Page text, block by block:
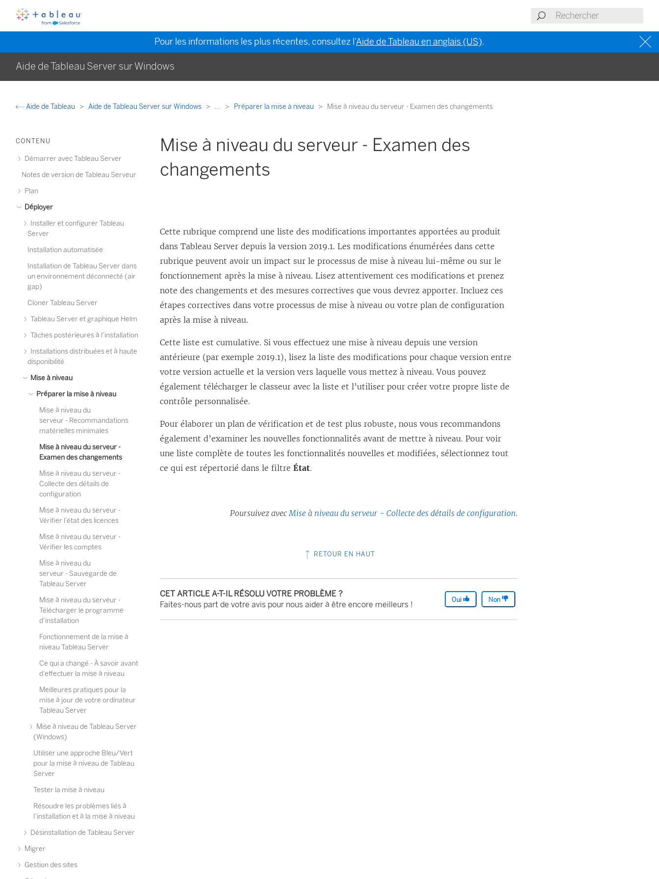
Pour les informations les plus récentes, consultez l’Aide de Tableau en anglais (US).
Aide de Tableau Server sur Windows
Aide de Tableau Aide de Tableau Server sur Windows ... Préparer la mise à niveau Mise à niveau du serveur - Examen des changements
CONTENU
Démarrer avec Tableau Server
Notes de version de Tableau Serveur
Plan
Déployer
Installer et configurer Tableau
Server
Installation automatisée
Installation de Tableau Server dans
un environnement déconnecté (air
gap)
Cloner Tableau Server
Tableau Server et graphique Helm
Tâches postérieures à l’installation
Installations distribuées et à haute
disponibilité
Mise à niveau
Préparer la mise à niveau
Mise à niveau du
serveur - Recommandations
matérielles minimales
Mise à niveau du serveur -
Examen des changements
Mise à niveau du serveur -
Collecte des détails de
configuration
Mise à niveau du serveur -
Vérifier l’état des licences
Mise à niveau du serveur -
Vérifier les comptes
Mise à niveau du
serveur - Sauvegarde de
Tableau Server
Mise à niveau du serveur -
Télécharger le programme
d’installation
Fonctionnement de la mise à
niveau Tableau Server
Ce qui a changé - À savoir avant
d’effectuer la mise à niveau
Meilleures pratiques pour la
mise à jour de votre ordinateur
Tableau Server
Mise à niveau de Tableau Server
(Windows)
Utiliser une approche Bleu/Vert
pour la mise à niveau de Tableau
Server
Tester la mise à niveau
Résoudre les problèmes liés à
l’installation et à la mise à niveau
Désinstallation de Tableau Server
Migrer
Gestion des sites
Mise à niveau du serveur - Examen des
changements
Cette rubrique comprend une liste des modifications importantes apportées au produit
dans Tableau Server depuis la version 2019.1. Les modifications énumérées dans cette
rubrique peuvent avoir un impact sur le processus de mise à niveau lui-même ou sur le
fonctionnement après la mise à niveau. Lisez attentivement ces modifications et prenez
note des changements et des mesures correctives que vous devrez apporter. Incluez ces
étapes correctives dans votre processus de mise à niveau ou votre plan de configuration
après la mise à niveau.
Cette liste est cumulative. Si vous effectuez une mise à niveau depuis une version
antérieure (par exemple 2019.1), lisez la liste des modifications pour chaque version entre
votre version actuelle et la version vers laquelle vous mettez à niveau. Vous pouvez
également télécharger le classeur avec la liste et l’utiliser pour créer votre propre liste de
contrôle personnalisée.
Pour élaborer un plan de vérification et de test plus robuste, nous vous recommandons
également d’examiner les nouvelles fonctionnalités avant de mettre à niveau. Pour voir
une liste complète de toutes les fonctionnalités nouvelles et modifiées, sélectionnez tout
ce qui est répertorié dans le filtreÉtat.
Poursuivez avecMise à niveau du serveur - Collecte des détails de configuration.
RETOUR EN HAUT
CET ARTICLE A-T-IL RÉSOLU VOTRE PROBLÈME ?
Faites-nous part de votre avis pour nous aider à être encore meilleurs !
Oui Non